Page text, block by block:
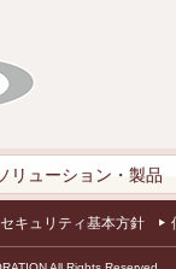
リューション・製品
キュリティ基本方針